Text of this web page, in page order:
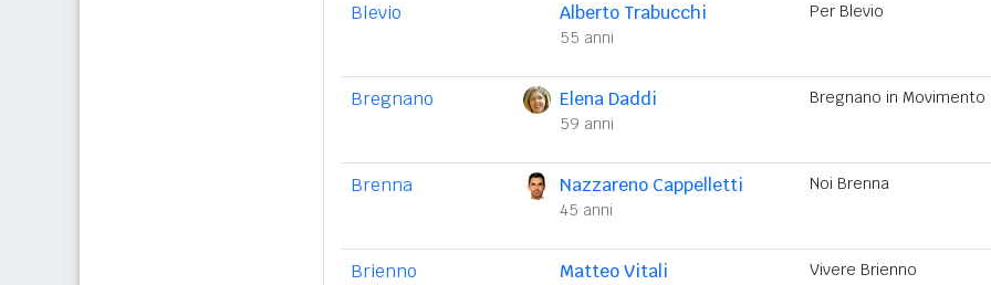
Blevio Alberto Trabucchi
55 anni
Per Blevio
Bregnano Elena Daddi
59 anni
Bregnano in Movimento
Brenna Nazzareno Cappelletti
45 anni
Noi Brenna
Brienno Matteo Vitali Vivere Brienno